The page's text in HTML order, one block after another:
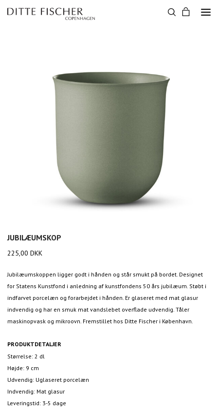
JUBILÆUMSKOP
225,00 DKK
Jubilæumskoppen ligger godt i hånden og står smukt på bordet. Designet
for Statens Kunstfond i anledning af kunstfondens 50 års jubilæum. Støbt i
indfarvet porcelæn og forarbejdet i hånden. Er glaseret med mat glasur
indvendig og har en smuk mat vandslebet overflade udvendig. Tåler
maskinopvask og mikroovn. Fremstillet hos Ditte Fischer i København.
PRODUKTDETALJER
Størrelse: 2 dl
Højde: 9 cm
Udvendig: Uglaseret porcelæn
Indvendig: Mat glasur
Leveringstid: 3-5 dage